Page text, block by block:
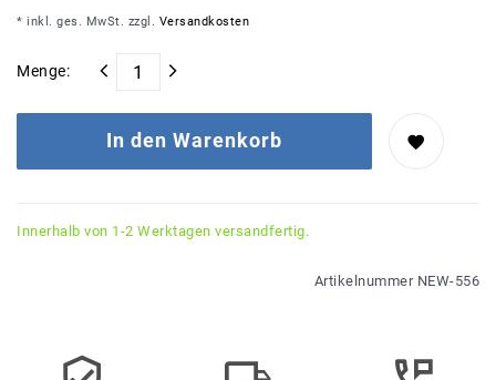
* inkl. ges. MwSt. zzgl. Versandkosten
Menge:
In den Warenkorb
Innerhalb von 1-2 Werktagen versandfertig.
Artikelnummer NEW-556